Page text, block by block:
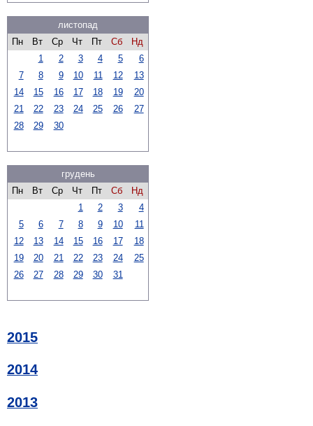
листопад
Пн
Вт Ср Чт Пт Сб
Нд
1
2 3 4 5
6
7
8 9 10 11 12
13
14
15 16 17 18 19
20
21
22 23 24 25 26
27
28
29 30
грудень
Пн
Вт Ср Чт Пт Сб
Нд
1
2 3
4
5
6 7 8 9 10
11
12
13 14 15 16 17
18
19
20 21 22 23 24
25
26
27 28 29 30 31
2015
2014
2013